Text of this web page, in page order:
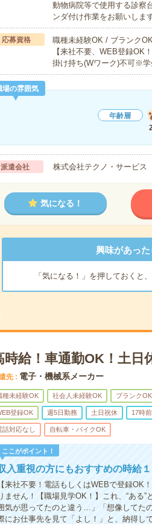
動物病院等で使用する診察
ンダ付け作業をお願いしま
応募資格
職種未経験OK / ブランク
【来社不要、WEB登録
掛け持ち(Wワーク)不可※学
場の雰囲気
年齢層
派遣会社 株式会社テクノ・サービス
気になる！
興味があっ
「気になる！」を押しておくと
時給！車通勤OK！土日
先 電子・機械系メーカー
種未経験OK 社会人未経験OK ブランクOK
登録OK 週5日勤務 土日祝休 17時
話対応なし 自転車・バイクOK
ここがポイント！
入重視の方にもおすすめの時給
【来社不要！電話もしくはWEBで登録
ません！【職場見学OK！】これ、“ある
気が思ってたのと違う…」「想像してた
にお仕事先を見て「よし！」と、納得